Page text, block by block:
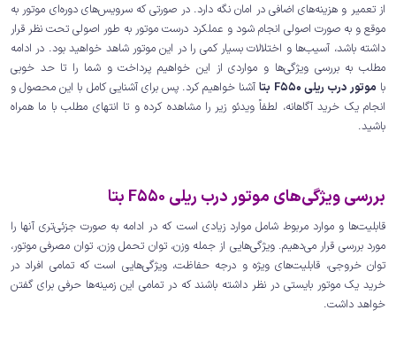
از تعمیر و هزینه‌های اضافی در امان نگه دارد. در صورتی که سرویس‌های دوره‌ای موتور به
موقع و به صورت اصولی انجام شود و عملکرد درست موتور به طور اصولی تحت نظر قرار
داشته باشد، آسیب‌ها و اختلالات بسیار کمی را در این موتور شاهد خواهید بود. در ادامه
مطلب به بررسی ویژگی‌ها و مواردی از این خواهیم پرداخت و شما را تا حد خوبی
با موتور درب ریلی F550 بتا
آشنا خواهیم کرد. پس برای آشنایی کامل با این محصول و
انجام یک خرید آگاهانه، لطفاً ویدئو زیر را مشاهده کرده و تا انتهای مطلب با ما همراه
باشید.
بررسی ویژگی‌های موتور درب ریلی F550 بتا
قابلیت‌ها و موارد مربوط شامل موارد زیادی است که در ادامه به صورت جزئی‌تری آنها را
مورد بررسی قرار می‌دهیم. ویژگی‌هایی از جمله وزن، توان تحمل وزن، توان مصرفی موتور،
توان خروجی، قابلیت‌های ویژه و درجه حفاظت، ویژگی‌هایی است که تمامی افراد در
خرید یک موتور بایستی در نظر داشته باشند که در تمامی این زمینه‌ها حرفی برای گفتن
خواهد داشت.